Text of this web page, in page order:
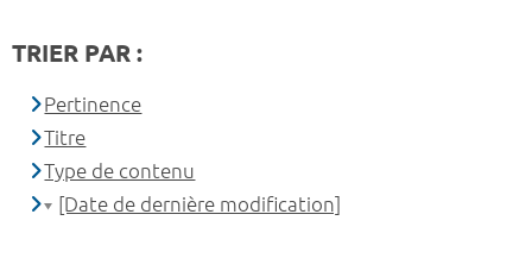
TRIER PAR :
Pertinence
Titre
Type de contenu
[Date de dernière modification]